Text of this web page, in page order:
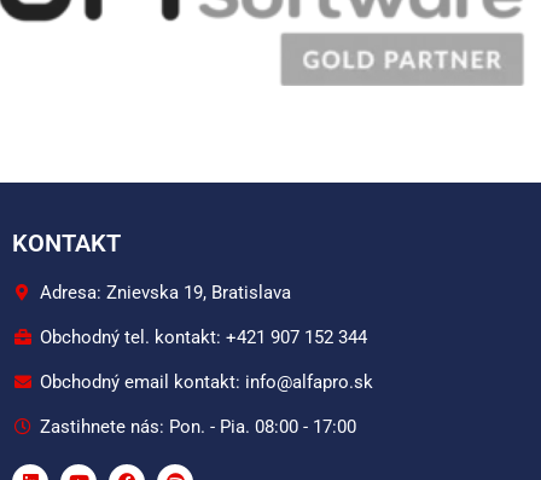
KONTAKT
Adresa: Znievska 19, Bratislava
Obchodný tel. kontakt: +421 907 152 344
Obchodný email kontakt: info@alfapro.sk
Zastihnete nás: Pon. - Pia. 08:00 - 17:00